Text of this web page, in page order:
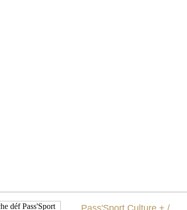
Pass'Sport Culture + /